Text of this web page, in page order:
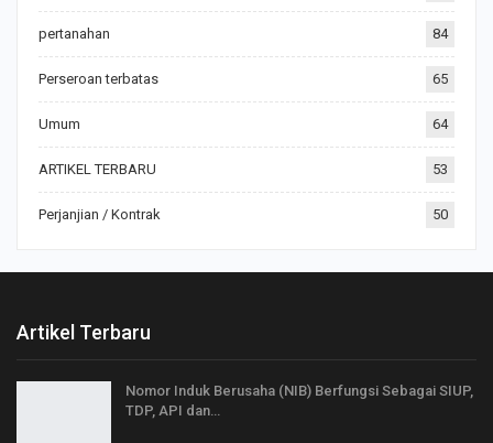
pertanahan 84
Perseroan terbatas 65
Umum 64
ARTIKEL TERBARU 53
Perjanjian / Kontrak 50
Artikel Terbaru
Nomor Induk Berusaha (NIB) Berfungsi Sebagai SIUP,
TDP, API dan…